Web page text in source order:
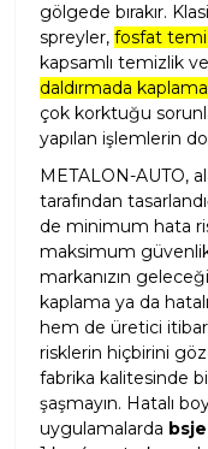
gölgede bırakır.
spreyler, fosfat
kapsamlı temizlik ve
daldırmada kaplama
çok korktuğu
yapılan işlemlerin
METALON-AUTO,
tarafından
de minimum hata
maksimum
markanızın
kaplama ya da
hem de üretici
risklerin hiçbirini
fabrika kalitesinde
şaşmayın. Hatalı
uygulamalarda